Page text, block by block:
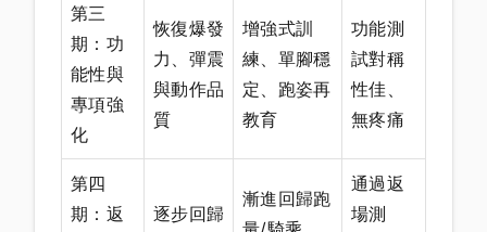
第三
期：功
能性與
專項強
化
恢復爆發
力、彈震
與動作品
質
增強式訓
練、單腳穩
定、跑姿再
教育
功能測
試對稱
性佳、
無疼痛
第四
期：返
逐步回歸
漸進回歸跑
通過返
場測